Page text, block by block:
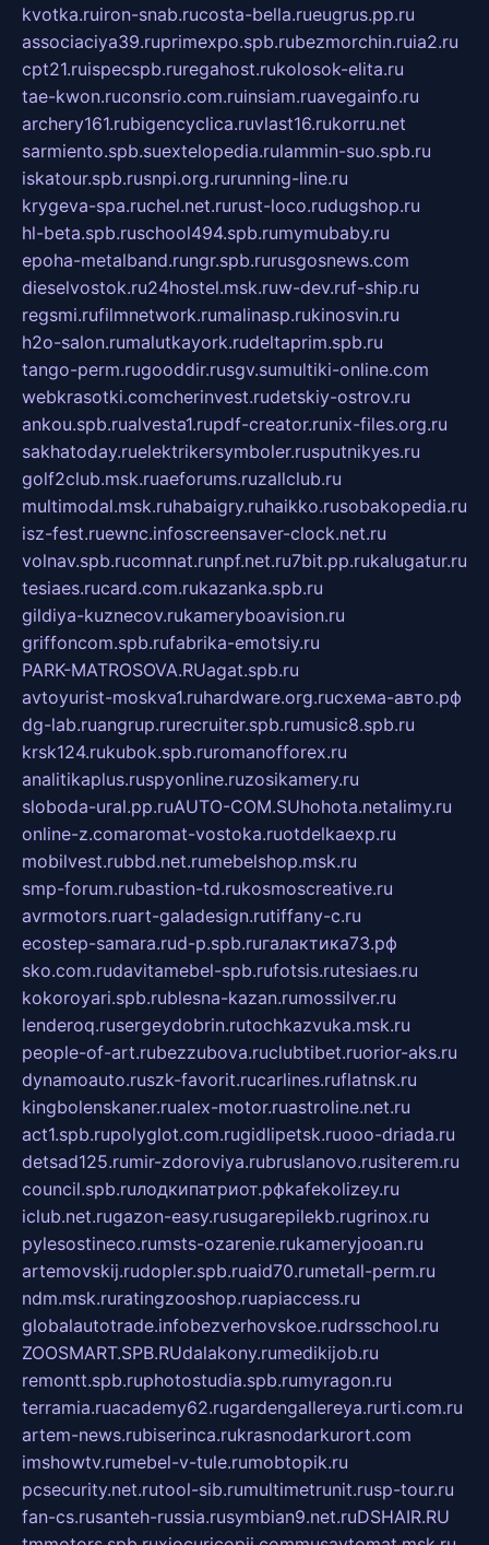
kvotka.ruiron-snab.rucosta-bella.rueugrus.pp.ru
associaciya39.ruprimexpo.spb.rubezmorchin.ruia2.ru
cpt21.ruispecspb.ruregahost.rukolosok-elita.ru
tae-kwon.ruconsrio.com.ruinsiam.ruavegainfo.ru
archery161.rubigencyclica.ruvlast16.rukorru.net
sarmiento.spb.suextelopedia.rulammin-suo.spb.ru
iskatour.spb.rusnpi.org.rurunning-line.ru
krygeva-spa.ruchel.net.rurust-loco.rudugshop.ru
hl-beta.spb.ruschool494.spb.rumymubaby.ru
epoha-metalband.rungr.spb.rurusgosnews.com
dieselvostok.ru24hostel.msk.ruw-dev.ruf-ship.ru
regsmi.rufilmnetwork.rumalinasp.rukinosvin.ru
h2o-salon.rumalutkayork.rudeltaprim.spb.ru
tango-perm.rugooddir.rusgv.sumultiki-online.com
webkrasotki.comcherinvest.rudetskiy-ostrov.ru
ankou.spb.rualvesta1.rupdf-creator.runix-files.org.ru
sakhatoday.ruelektrikersymboler.rusputnikyes.ru
golf2club.msk.ruaeforums.ruzallclub.ru
multimodal.msk.ruhabaigry.ruhaikko.rusobakopedia.ru
isz-fest.ruewnc.infoscreensaver-clock.net.ru
volnav.spb.rucomnat.runpf.net.ru7bit.pp.rukalugatur.ru
tesiaes.rucard.com.rukazanka.spb.ru
gildiya-kuznecov.rukameryboavision.ru
griffoncom.spb.rufabrika-emotsiy.ru
PARK-MATROSOVA.RUagat.spb.ru
avtoyurist-moskva1.ruhardware.org.ruсхема-авто.рф
dg-lab.ruangrup.rurecruiter.spb.rumusic8.spb.ru
krsk124.rukubok.spb.ruromanofforex.ru
analitikaplus.ruspyonline.ruzosikamery.ru
sloboda-ural.pp.ruAUTO-COM.SUhohota.netalimy.ru
online-z.comaromat-vostoka.ruotdelkaexp.ru
mobilvest.rubbd.net.rumebelshop.msk.ru
smp-forum.rubastion-td.rukosmoscreative.ru
avrmotors.ruart-galadesign.rutiffany-c.ru
ecostep-samara.rud-p.spb.ruгалактика73.рф
sko.com.rudavitamebel-spb.rufotsis.rutesiaes.ru
kokoroyari.spb.rublesna-kazan.rumossilver.ru
lenderoq.rusergeydobrin.rutochkazvuka.msk.ru
people-of-art.rubezzubova.ruclubtibet.ruorior-aks.ru
dynamoauto.ruszk-favorit.rucarlines.ruflatnsk.ru
kingbolenskaner.rualex-motor.ruastroline.net.ru
act1.spb.rupolyglot.com.rugidlipetsk.ruooo-driada.ru
detsad125.rumir-zdoroviya.rubruslanovo.rusiterem.ru
council.spb.ruлодкипатриот.рфkafekolizey.ru
iclub.net.rugazon-easy.rusugarepilekb.rugrinox.ru
pylesostineco.rumsts-ozarenie.rukameryjooan.ru
artemovskij.rudopler.spb.ruaid70.rumetall-perm.ru
ndm.msk.ruratingzooshop.ruapiaccess.ru
globalautotrade.infobezverhovskoe.rudrsschool.ru
ZOOSMART.SPB.RUdalakony.rumedikijob.ru
remontt.spb.ruphotostudia.spb.rumyragon.ru
terramia.ruacademy62.rugardengallereya.rurti.com.ru
artem-news.rubiserinca.rukrasnodarkurort.com
imshowtv.rumebel-v-tule.rumobtopik.ru
pcsecurity.net.rutool-sib.rumultimetrunit.rusp-tour.ru
fan-cs.rusanteh-russia.rusymbian9.net.ruDSHAIR.RU